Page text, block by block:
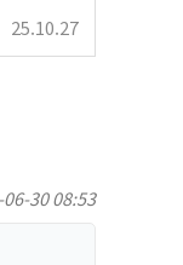
25.10.27
30 08:53